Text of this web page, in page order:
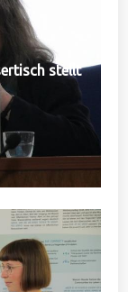
stellt